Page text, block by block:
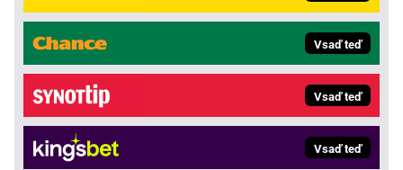
Vsaď teď
Vsaď teď
Vsaď teď